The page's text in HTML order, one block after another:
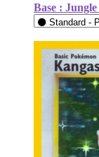
Base : Jungle